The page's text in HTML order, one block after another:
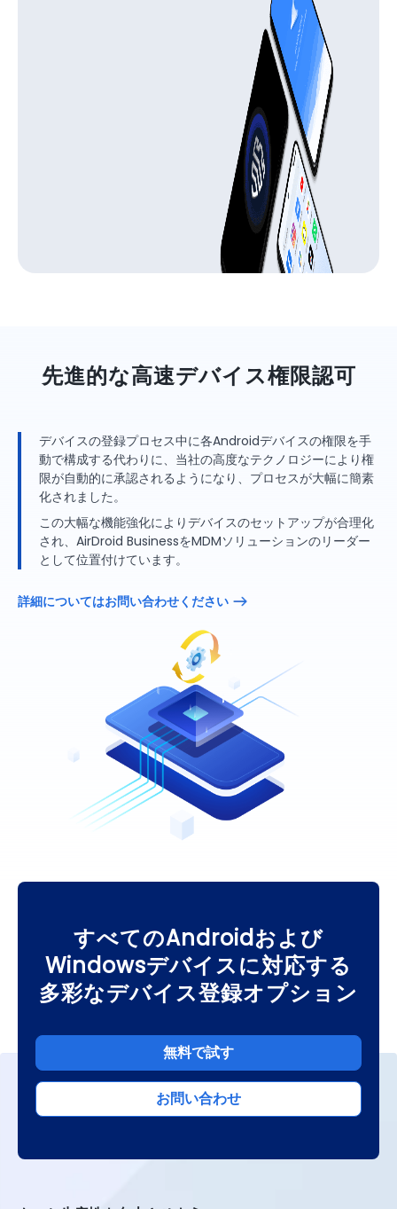
先進的な高速デバイス権限認可
デバイスの登録プロセス中に各Androidデバイスの権限を手
動で構成する代わりに、当社の高度なテクノロジーにより権
限が自動的に承認されるようになり、プロセスが大幅に簡素
化されました。
この大幅な機能強化によりデバイスのセットアップが合理化
され、AirDroid BusinessをMDMソリューションのリーダー
として位置付けています。
詳細についてはお問い合わせください
すべてのAndroidおよび
Windowsデバイスに対応する
多彩なデバイス登録オプション
無料で試す
お問い合わせ